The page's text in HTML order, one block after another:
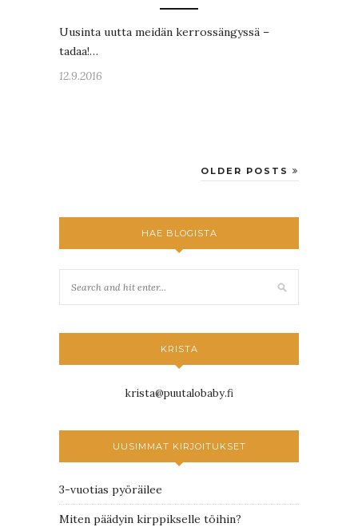
Uusinta uutta meidän kerrossängyssä –
tadaa!…
12.9.2016
OLDER POSTS
HAE BLOGISTA
KRISTA
krista@puutalobaby.fi
UUSIMMAT KIRJOITUKSET
3-vuotias pyöräilee
Miten päädyin kirppikselle töihin?